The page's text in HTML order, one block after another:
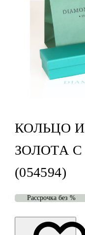
КОЛЬЦО
ЗОЛОТА
(054594)
Рассрочка без %